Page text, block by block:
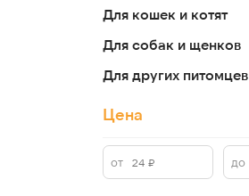
Для кошек и котят
Для собак и щенков
Для других питомцев
Цена